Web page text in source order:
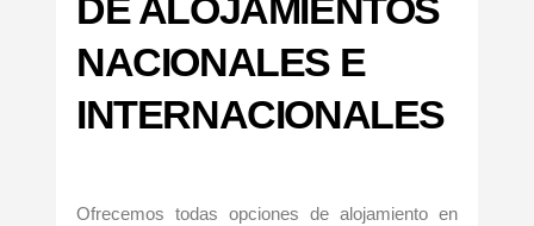
DE ALOJAMIENTOS
NACIONALES E
INTERNACIONALES
Ofrecemos todas opciones de alojamiento en